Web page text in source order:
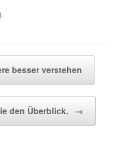
.
besser verstehen
den Überblick. →